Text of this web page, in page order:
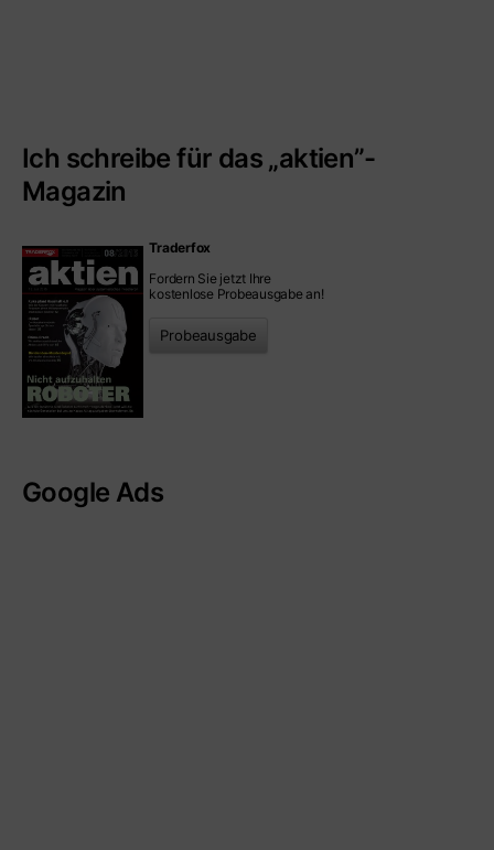
Ich schreibe für das „aktien”-
Magazin
Traderfox
Fordern Sie jetzt Ihre
kostenlose Probeausgabe an!
Probeausgabe
Google Ads